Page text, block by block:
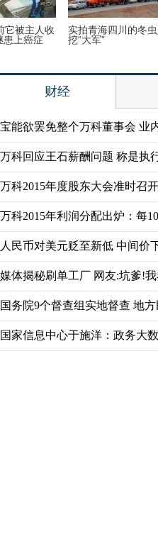
37岁章子怡和51岁巩俐同框，血
的教训！一个像女仆一个像女王
财经
宝能欲罢免整个万科董事会 业
万科回应王石薪酬问题 称是执
万科2015年度股东大会准时召
万科2015年利润分配出炉：每
人民币对美元贬至新低 中间价
媒体揭秘刷单工厂 网友:坑爹!
国务院9个督查组实地督查 地
国家信息中心于施洋：政务大